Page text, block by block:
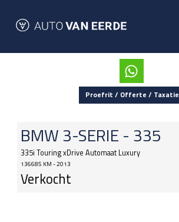
Proefrit / Offerte / Taxatie
BMW3-SERIE - 335
335i Touring xDrive Automaat Luxury
136685 KM - 2013
Verkocht